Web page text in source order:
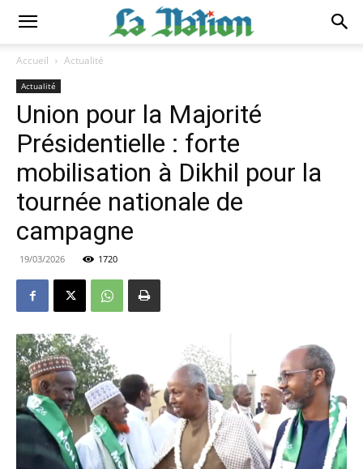
Accueil Actualité
Actualité
Union pour la Majorité
Présidentielle : forte
mobilisation à Dikhil pour la
tournée nationale de
campagne
19/03/2026 1720